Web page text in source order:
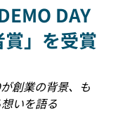
DAY
」を受賞
創業の背景、も
いを語る